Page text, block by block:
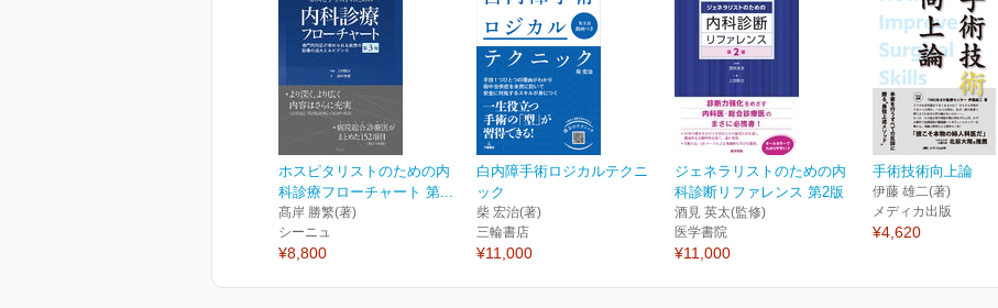
ホスピタリストのための内
科診療フローチャート 第...
髙岸 勝繁(著)
シーニュ
¥8,800
白内障手術ロジカルテクニ
ック
柴 宏治(著)
三輪書店
¥11,000
ジェネラリストのための内
科診断リファレンス 第2版
酒見 英太(監修)
医学書院
¥11,000
手術技術向上論
伊藤 雄二(著)
メディカ出版
¥4,620